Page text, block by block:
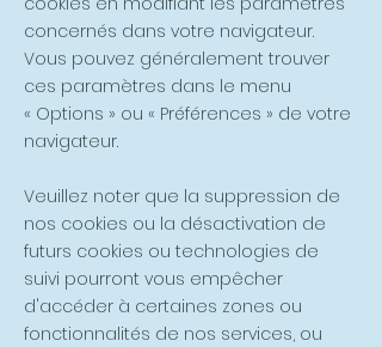
concernés dans votre navigateur.
Vous pouvez généralement trouver
ces paramètres dans le menu
« Options » ou « Préférences » de votre
navigateur.
Veuillez noter que la suppression de
nos cookies ou la désactivation de
futurs cookies ou technologies de
suivi pourront vous empêcher
d'accéder à certaines zones ou
fonctionnalités de nos services, ou